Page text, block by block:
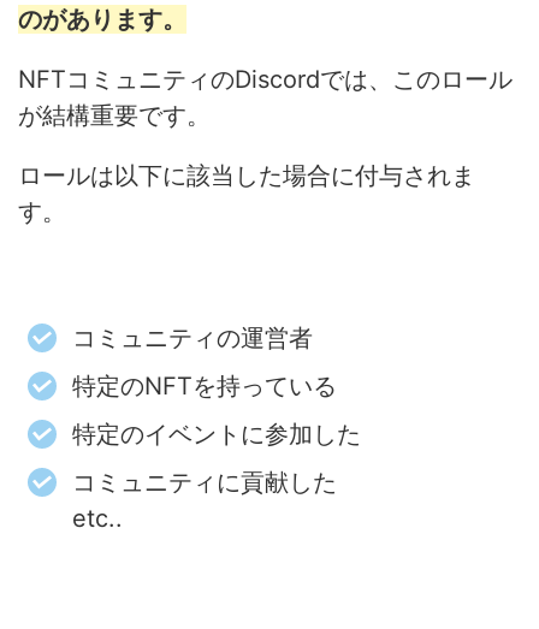
のがあります。
NFTコミュニティのDiscordでは、このロール
が結構重要です。
ロールは以下に該当した場合に付与されま
す。
コミュニティの運営者
特定のNFTを持っている
特定のイベントに参加した
コミュニティに貢献した
etc..